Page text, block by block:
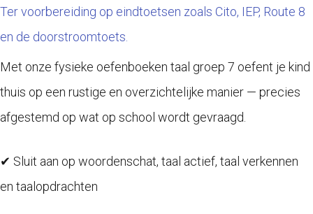
Ter voorbereiding op eindtoetsen zoals Cito, IEP, Route 8
en de doorstroomtoets.
Met onze fysieke oefenboeken taal groep 7 oefent je kind
thuis op een rustige en overzichtelijke manier — precies
afgestemd op wat op school wordt gevraagd.
✔ Sluit aan op woordenschat, taal actief, taal verkennen
en taalopdrachten